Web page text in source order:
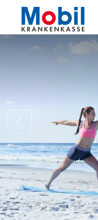
Previous